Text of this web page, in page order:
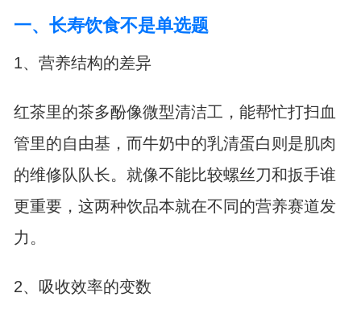
一、长寿饮食不是单选题
1、营养结构的差异
红茶里的茶多酚像微型清洁工，能帮忙打扫血
管里的自由基，而牛奶中的乳清蛋白则是肌肉
的维修队队长。就像不能比较螺丝刀和扳手谁
更重要，这两种饮品本就在不同的营养赛道发
力。
2、吸收效率的变数